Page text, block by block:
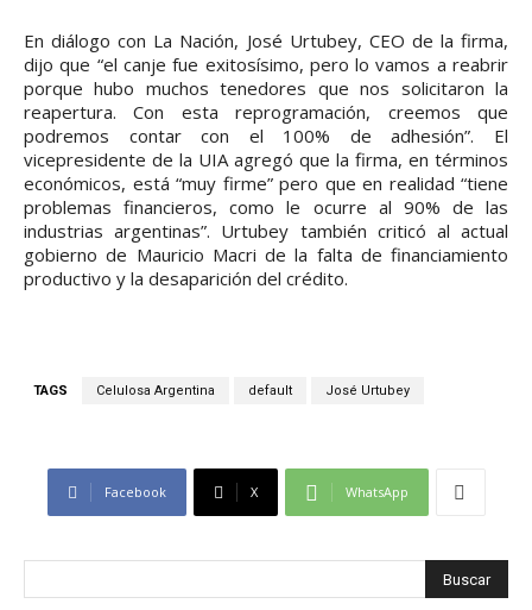
En diálogo con La Nación, José Urtubey, CEO de la firma,
dijo que “el canje fue exitosísimo, pero lo vamos a reabrir
porque hubo muchos tenedores que nos solicitaron la
reapertura. Con esta reprogramación, creemos que
podremos contar con el 100% de adhesión”. El
vicepresidente de la UIA agregó que la firma, en términos
económicos, está “muy firme” pero que en realidad “tiene
problemas financieros, como le ocurre al 90% de las
industrias argentinas”. Urtubey también criticó al actual
gobierno de Mauricio Macri de la falta de financiamiento
productivo y la desaparición del crédito.
TAGS Celulosa Argentina default José Urtubey
Facebook X WhatsApp